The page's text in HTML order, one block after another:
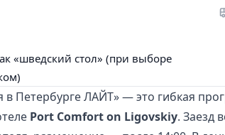
«шведский стол» (при выборе
в Петербурге ЛАЙТ» — это гибкая
Port Comfort on Ligovskiy. Заезд